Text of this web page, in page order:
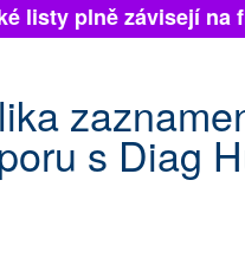
listy plně závisejí na
s Diag